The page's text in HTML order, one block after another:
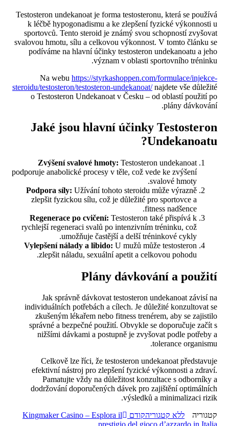
Testosteron undekanoat je forma testosteronu, která se používá
k léčbě hypogonadismu a ke zlepšení fyzické výkonnosti u
sportovců. Tento steroid je známý svou schopností zvyšovat
svalovou hmotu, sílu a celkovou výkonnost. V tomto článku se
podíváme na hlavní účinky testosteron undekanoatu a jeho
význam v oblasti sportovního tréninku.
Na webu https://styrkashoppen.com/formulace/injekce-
steroidu/testosteron/testosteron-undekanoat/najdete vše důležité
o Testosteron Undekanoat v Česku – od oblastí použití po
plány dávkování.
Jaké jsou hlavní účinky Testosteron
Undekanoatu?
Zvýšení svalové hmoty: Testosteron undekanoat
podporuje anabolické procesy v těle, což vede ke zvýšení
svalové hmoty.
Podpora síly: Užívání tohoto steroidu může výrazně
zlepšit fyzickou sílu, což je důležité pro sportovce a
fitness nadšence.
Regenerace po cvičení: Testosteron také přispívá k
rychlejší regeneraci svalů po intenzivním tréninku, což
umožňuje častější a delší tréninkové cykly.
Vylepšení nálady a libido: U mužů může testosteron
zlepšit náladu, sexuální apetit a celkovou pohodu.
Plány dávkování a použití
Jak správně dávkovat testosteron undekanoat závisí na
individuálních potřebách a cílech. Je důležité konzultovat se
zkušeným lékařem nebo fitness trenérem, aby se zajistilo
správné a bezpečné použití. Obvykle se doporučuje začít s
nižšími dávkami a postupně je zvyšovat podle potřeby a
tolerance organismu.
Celkově lze říci, že testosteron undekanoat představuje
efektivní nástroj pro zlepšení fyzické výkonnosti a zdraví.
Pamatujte vždy na důležitost konzultace s odborníky a
dodržování doporučených dávek pro zajištění optimálních
výsledků a minimalizaci rizik.
קטגוריה
ללא קטגוריה ניווט
הפוסט
הקודם
קודם
Kingmaker Casino – Esplora il